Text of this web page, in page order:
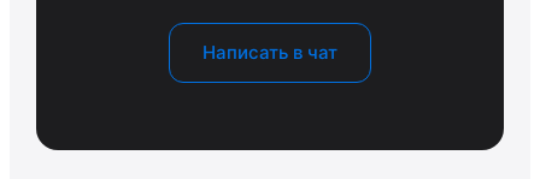
Написать в чат